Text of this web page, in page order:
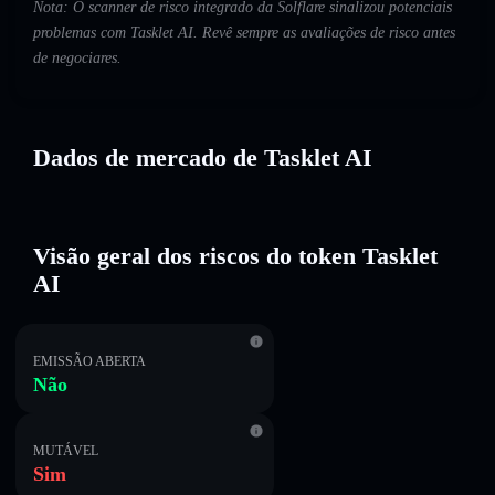
Nota: O scanner de risco integrado da Solflare sinalizou potenciais
problemas com Tasklet AI. Revê sempre as avaliações de risco antes
de negociares.
Dados de mercado de Tasklet AI
Visão geral dos riscos do token Tasklet
AI
EMISSÃO ABERTA
Não
MUTÁVEL
Sim